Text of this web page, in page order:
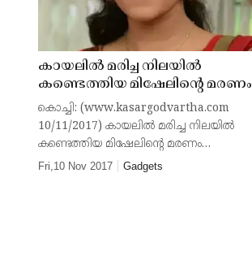
കായലില്‍ മരിച്ച നിലയില്‍
കണ്ടെത്തിയ മിഷേലിന്റെ മരണം
ആത്മഹത്യയാണെന്ന് പോലീസ്
ഹൈക്കോടതിയില്‍
കൊച്ചി: (www.kasargodvartha.com
10/11/2017) കായലില്‍ മരിച്ച നിലയില്‍
കണ്ടെത്തിയ മിഷേലിന്റെ മരണം
ആത്മഹത്യയാണെന്ന് പോലീസ്
Fri,10 Nov 2017 Gadgets